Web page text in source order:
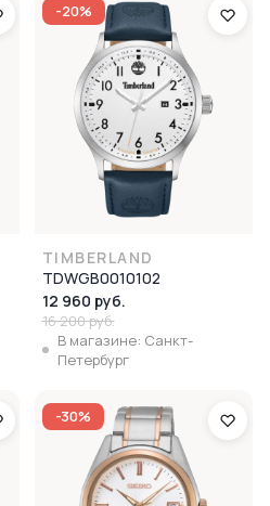
-20%
TIMBERLAND
TDWGB0010102
12 960 руб.
16 200 руб.
В магазине: Санкт-
Петербург
-30%